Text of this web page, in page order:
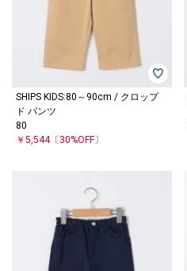
SHIPS KIDS:80～90cm / クロップ
ド パンツ
80
￥5,544〔30%OFF〕